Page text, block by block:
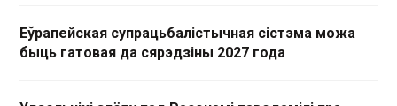
Еўрапейская супрацьбалістычная сістэма можа
быць гатовая да сярэдзіны 2027 года